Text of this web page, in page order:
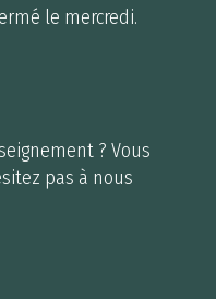
le mercredi.
? Vous
pas à nous